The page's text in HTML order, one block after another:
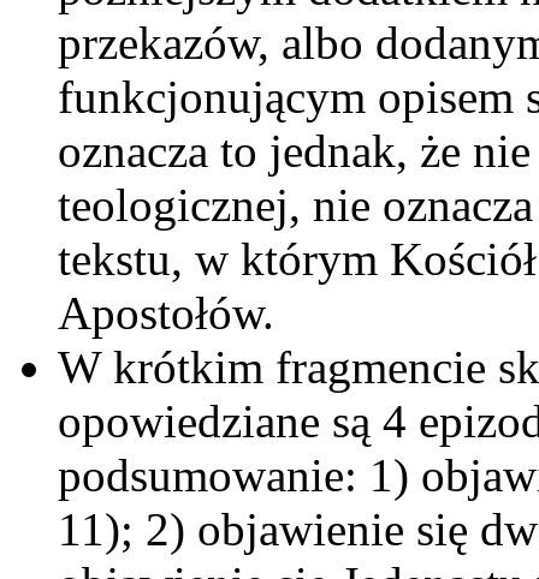
przekazów, albo
funkcjonującym opisem
oznacza to jednak, że
teologicznej, nie
tekstu, w którym Kościół
Apostołów.
W krótkim fragmencie
opowiedziane są 4
podsumowanie: 1)
11); 2) objawienie się